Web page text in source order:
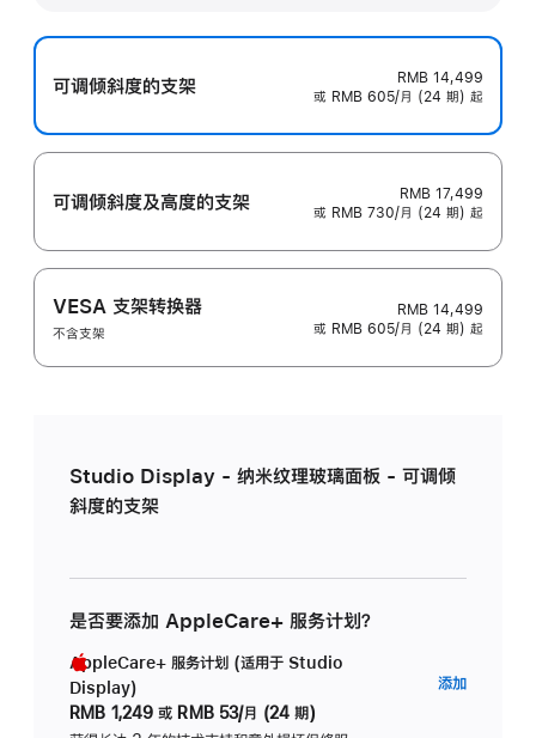
可调倾斜度的支架
RMB 14,499
或 RMB 605/月 (24 期) 起
可调倾斜度及高‍度的支‍架
RMB 17,499
或 RMB 730/月 (24 期) 起
VESA 支架转换器
不含支架
RMB 14,499
或 RMB 605/月 (24 期) 起
Studio Display - 纳米纹理玻璃面板 - 可调倾
斜度的支架
是否要添加 AppleCare+ 服务计划？
AppleCare+ 服务计划 (适用于 Studio
Display)
RMB 1,249 或 RMB 53/月 (24 期)
添加